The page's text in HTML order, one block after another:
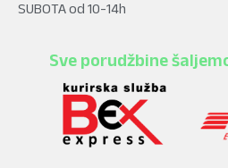
SUBOTA od 10-14h
Sve porudžbine